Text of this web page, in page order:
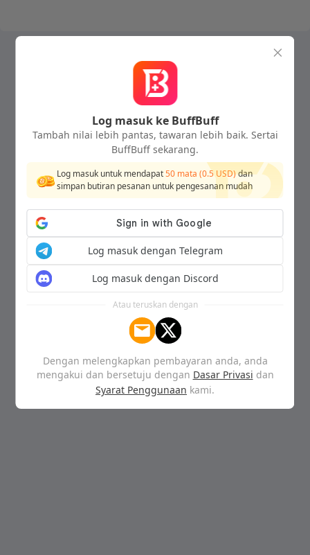
Log masuk ke BuffBuff
Tambah nilai lebih pantas, tawaran lebih baik. Sertai
BuffBuff sekarang.
Log masuk untuk mendapat50 mata (0.5USD)dan
simpan butiran pesanan untuk pengesanan mudah
Log masuk dengan Telegram
Log masuk dengan Discord
Atau teruskan dengan
Dengan melengkapkan pembayaran anda, anda
mengakui dan bersetuju dengan Dasar Privasi dan
Syarat Penggunaan kami.